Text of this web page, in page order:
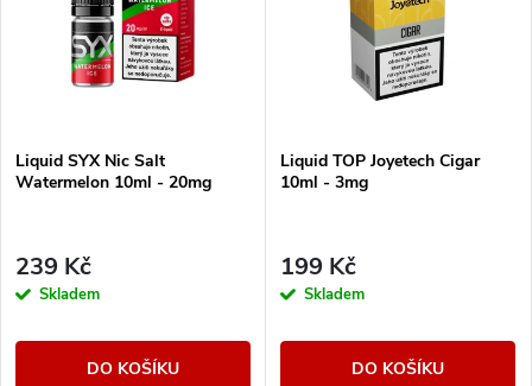
Liquid SYX Nic Salt
Watermelon 10ml - 20mg
239 Kč
Skladem
DO KOŠÍKU
Liquid TOP Joyetech Cigar
10ml - 3mg
199 Kč
Skladem
DO KOŠÍKU